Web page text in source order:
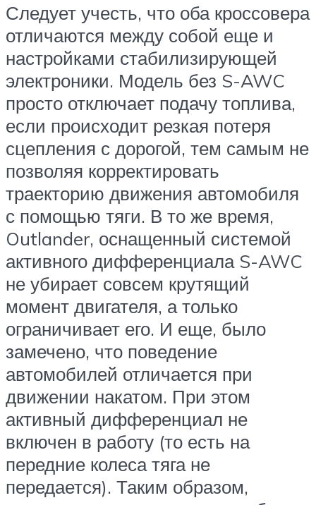
Следует учесть, что оба кроссовера
отличаются между собой еще и
настройками стабилизирующей
электроники. Модель без S-AWC
просто отключает подачу топлива,
если происходит резкая потеря
сцепления с дорогой, тем самым не
позволяя корректировать
траекторию движения автомобиля
с помощью тяги. В то же время,
Outlander, оснащенный системой
активного дифференциала S-AWC
не убирает совсем крутящий
момент двигателя, а только
ограничивает его. И еще, было
замечено, что поведение
автомобилей отличается при
движении накатом. При этом
активный дифференциал не
включен в работу (то есть на
передние колеса тяга не
передается). Таким образом,